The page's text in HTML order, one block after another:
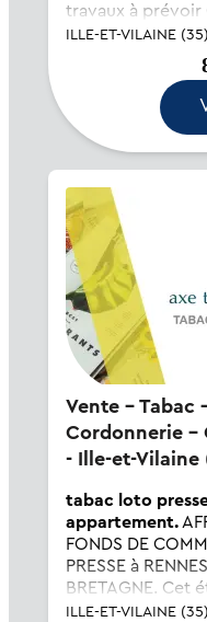
travaux à prévoir
de 80 places
terrasse. Reste
ILLE-ET-VILAINE (35)
Vente - Tabac - Cheminées -
Cordonnerie -
- Ille-et-Vilaine
tabac loto
appartement.
FONDS DE
PRESSE à
BRETAGNE. Cet
grand et bel
ILLE-ET-VILAINE (35)